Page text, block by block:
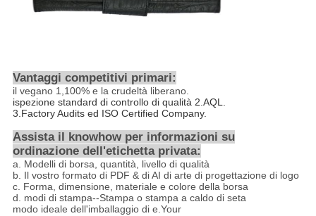
Vantaggi competitivi primari:
il vegano 1,100%e la crudeltà liberano.
ispezione standard di controllo di qualità 2.AQL.
3.Factory Audits ed ISO Certified Company.
Assista il knowhow per informazioni su
ordinazione dell'etichetta privata:
a. Modelli di borsa, quantità, livello di qualità
b. Il vostro formato di PDF & di AI di arte di progettazione di logo
c. Forma, dimensione, materiale e colore della borsa
d. modi di stampa--Stampa o stampa a caldo di seta
modo ideale dell'imballaggio di e.Your